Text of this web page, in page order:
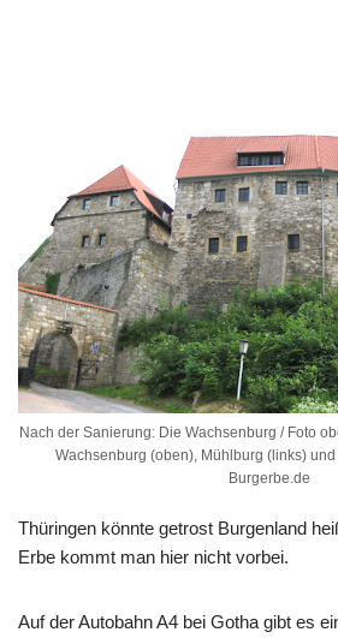
Nach der Sanierung: Die Wachsenburg / Foto
Wachsenburg (oben), Mühlburg (links)
Burgerbe.de
Thüringen könnte getrost Burgenland
Erbe kommt man hier nicht vorbei.
Auf der Autobahn A4 bei Gotha gibt es